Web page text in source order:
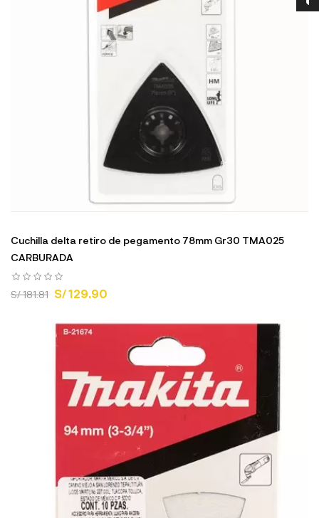
Cuchilla delta retiro de pegamento 78mm Gr30 TMA025
CARBURADA
S/ 181.81 S/ 129.90